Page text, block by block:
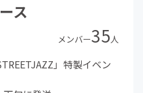
ス
メンバー35人
」特製イベン